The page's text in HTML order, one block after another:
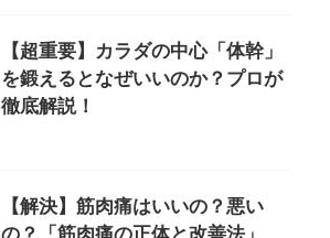
【超重要】カラダの中心「体幹」
を鍛えるとなぜいいのか？プロが
徹底解説！
【解決】筋肉痛はいいの？悪い
の？「筋肉痛の正体と改善法」